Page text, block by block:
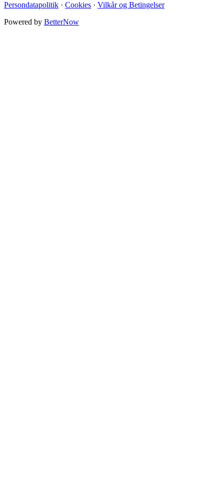
Persondatapolitik · Cookies · Vilkår og Betingelser
Powered by BetterNow